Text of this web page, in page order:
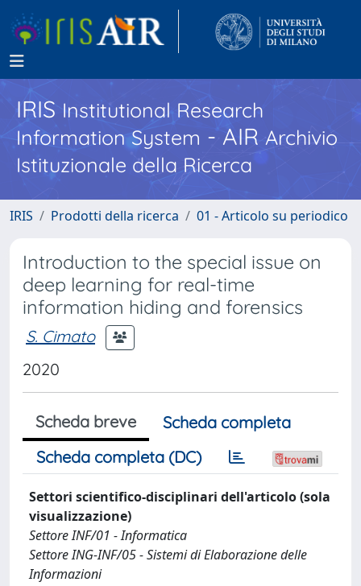
IRISInstitutional Research
Information System - AIR Archivio
Istituzionale della Ricerca
IRIS Prodotti della ricerca 01 - Articolo su periodico
Introduction to the special issue on
deep learning for real-time
information hiding and forensics
S. Cimato
2020
Scheda breve
Scheda completa
Scheda completa (DC)
Settori scientifico-disciplinari dell'articolo (sola
visualizzazione)
Settore INF/01 - Informatica
Settore ING-INF/05 - Sistemi di Elaborazione delle
Informazioni